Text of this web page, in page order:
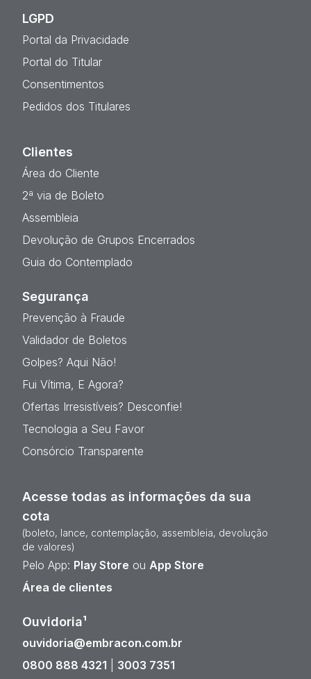
LGPD
Portal da Privacidade
Portal do Titular
Consentimentos
Pedidos dos Titulares
Clientes
Área do Cliente
2ª via de Boleto
Assembleia
Devolução de Grupos Encerrados
Guia do Contemplado
Segurança
Prevenção à Fraude
Validador de Boletos
Golpes? Aqui Não!
Fui Vítima, E Agora?
Ofertas Irresistíveis? Desconfie!
Tecnologia a Seu Favor
Consórcio Transparente
Acesse todas as informações da sua
cota
(boleto, lance, contemplação, assembleia, devolução
de valores)
Pelo App: Play Store ou App Store
Área de clientes
Ouvidoria¹
ouvidoria@embracon.com.br
0800 888 4321
3003 7351